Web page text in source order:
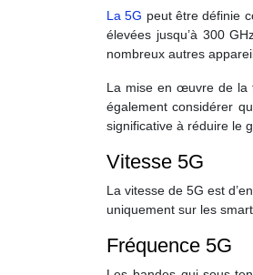
La 5G peut être définie
élevées jusqu’à 300
nombreux autres
La mise en œuvre de la
également considérer
significative à réduire le
Vitesse 5G
La vitesse de 5G est
uniquement sur les
Fréquence 5G